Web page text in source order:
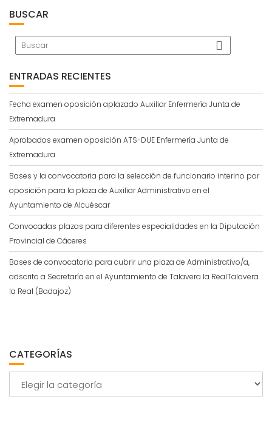
BUSCAR
ENTRADAS RECIENTES
Fecha examen oposición aplazado Auxiliar Enfermería Junta de
Extremadura
Aprobados examen oposición ATS-DUE Enfermería Junta de
Extremadura
Bases y la convocatoria para la selección de funcionario interino por
oposición para la plaza de Auxiliar Administrativo en el
Ayuntamiento de Alcuéscar
Convocadas plazas para diferentes especialidades en la Diputación
Provincial de Cáceres
Bases de convocatoria para cubrir una plaza de Administrativo/a,
adscrito a Secretaría en el Ayuntamiento de Talavera la RealTalavera
la Real (Badajoz)
CATEGORÍAS